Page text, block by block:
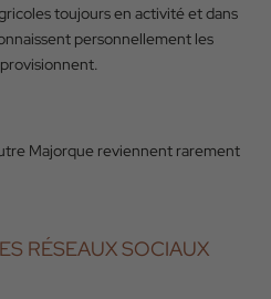
toujours en activité et dans
personnellement les
Majorque reviennent rarement
RÉSEAUX SOCIAUX